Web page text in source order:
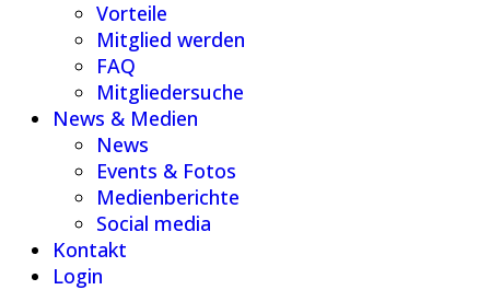
Vorteile
Mitglied werden
FAQ
Mitgliedersuche
News & Medien
News
Events & Fotos
Medienberichte
Social media
Kontakt
Login